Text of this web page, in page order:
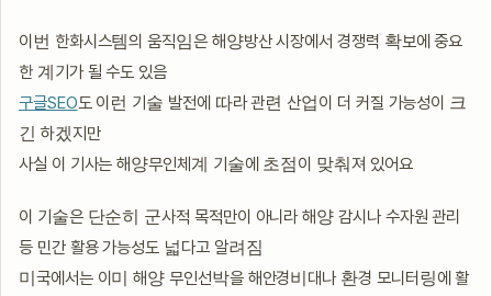
이번 한화시스템의 움직임은 해양방산 시장에서 경쟁력 확보에 중요
한 계기가 될 수도 있음
구글SEO도 이런 기술 발전에 따라 관련 산업이 더 커질 가능성이 크
긴 하겠지만
사실 이 기사는 해양무인체계 기술에 초점이 맞춰져 있어요
이 기술은 단순히 군사적 목적만이 아니라 해양 감시나 수자원 관리
등 민간 활용 가능성도 넓다고 알려짐
미국에서는 이미 해양 무인선박을 해안경비대나 환경 모니터링에 활